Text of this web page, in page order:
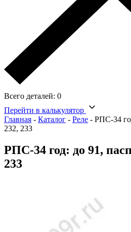
Всего деталей: 0
Перейти в калькулятор
Главная - Каталог - Реле - РПС-34
232, 233
РПС-34 год: до 91,
233